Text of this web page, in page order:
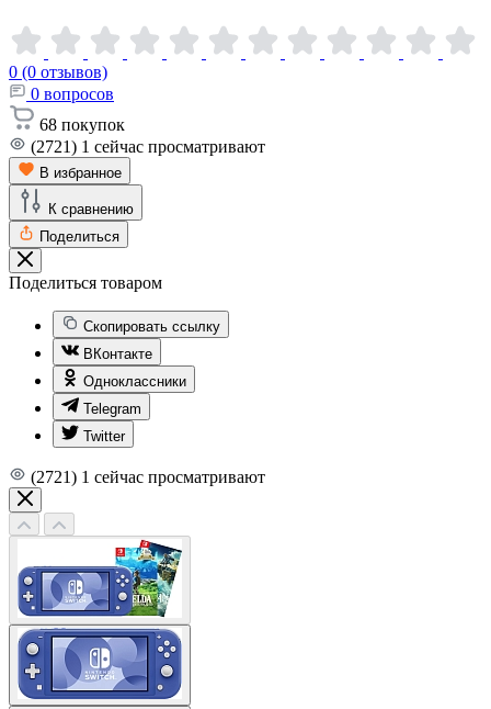
0 (0 отзывов)
0 вопросов
68 покупок
(2721) 1 сейчас просматривают
В избранное
К сравнению
Поделиться
Поделиться товаром
Скопировать ссылку
ВКонтакте
Одноклассники
Telegram
Twitter
(2721) 1 сейчас просматривают